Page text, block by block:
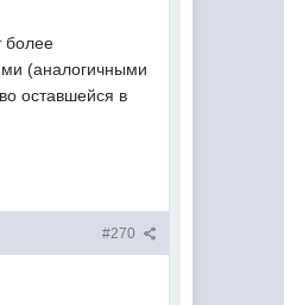
более
(аналогичными
оставшейся в
#270